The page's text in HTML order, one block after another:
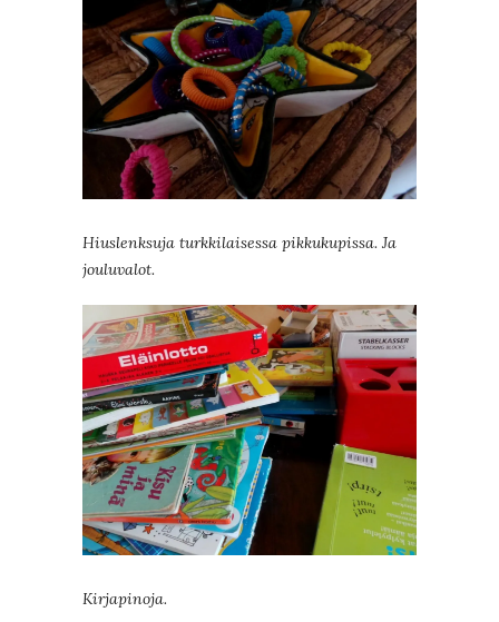
Hiuslenksuja turkkilaisessa pikkukupissa. Ja
jouluvalot.
Kirjapinoja.